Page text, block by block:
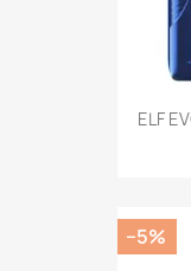
ELF
−5%